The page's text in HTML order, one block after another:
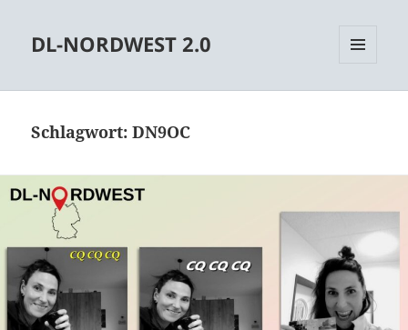
DL-NORDWEST 2.0
Schlagwort:DN9OC